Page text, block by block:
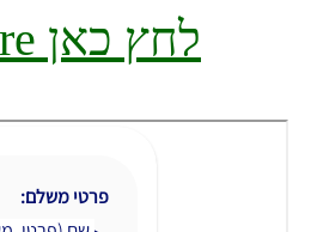
לחץ כאן Microsoft Store לרכישה באמצעות